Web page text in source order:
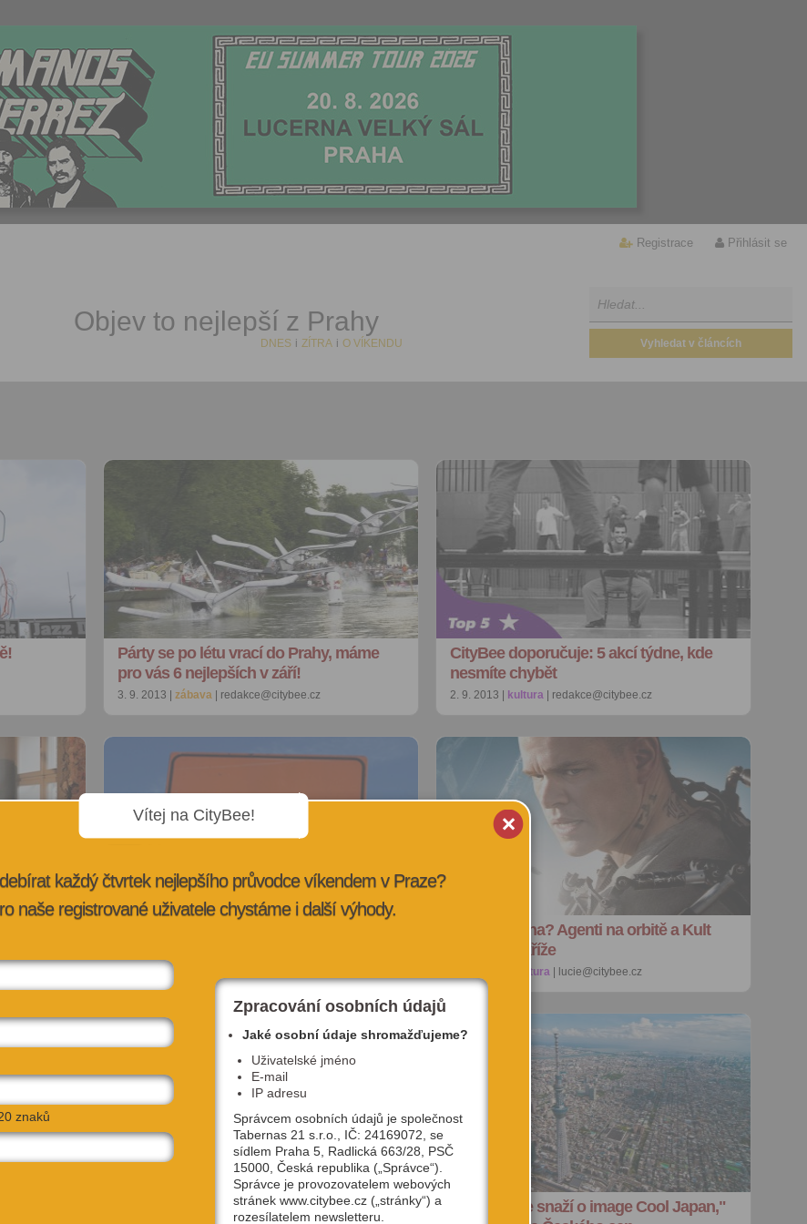
Registrace Přihlásit se
Objev to nejlepší z Prahy
DNES i ZÍTRA i O VÍKENDU
Párty se po létu vrací do Prahy, máme
pro vás 6 nejlepších v září!
3. 9. 2013 | zábava | redakce@citybee.cz
CityBee doporučuje: 5 akcí týdne, kde
nesmíte chybět
2. 9. 2013 | kultura | redakce@citybee.cz
30. 8. 2013 |
Na co do kina? Agenti na orbitě a Kult
hákového kříže
kultura | lucie@citybee.cz
chodí
Z naší pošty aneb sedm novinek, co
"Japonci se snaží o image Cool Japan,"
Vítej na CityBee!
každý čtvrtek nejlepšího průvodce víkendem v Praze?
naše registrované uživatele chystáme i další výhody.
znaků
Zpracování osobních údajů
Jaké osobní údaje shromažďujeme?
Uživatelské jméno
E-mail
IP adresu
Správcem osobních údajů je společnost
Tabernas 21 s.r.o., IČ: 24169072, se
sídlem Praha 5, Radlická 663/28, PSČ
15000, Česká republika („Správce“).
Správce je provozovatelem webových
stránek www.citybee.cz („stránky“) a
rozesílatelem newsletteru.